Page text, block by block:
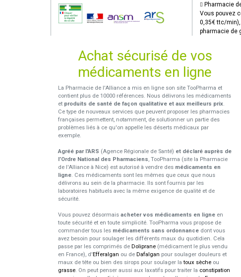
Pharmacie
Vous pouvez
0,35€ ttc/
pharmacie de
Achat sécurisé de vos
médicaments en ligne
La Pharmacie de l'Alliance a mis en ligne son site TooPharma et
contient plus de 10000 références. Nous délivrons les médicaments
et produits de santé de façon qualitative et aux meilleurs prix.
Ce type de nouveaux services que peuvent proposer les pharmacies
françaises permettent, notamment, de solutionner un partie des
problèmes liés à ce qu'on appelle les déserts médicaux par
exemple.
Agréé par l'ARS (Agence Régionale de Santé) et déclaré auprès de
l’Ordre National des Pharmaciens, TooPharma (site la Pharmacie
de l'Alliance à Nice) est autorisé à vendre des médicaments en
ligne. Ces médicaments sont les mêmes que ceux que nous
délivrons au sein de la pharmacie. Ils sont fournis par les
laboratoires habituels avec la même exigence de qualité et de
sécurité.
Vous pouvez désormais acheter vos médicaments en ligne en
toute sécurité et en toute simplicité. TooPharma vous propose de
commander tous les médicaments sans ordonnance dont vous
avez besoin pour soulager les différents maux du quotidien. Cela
passe par les comprimés de Doliprane (médicament le plus vendu
en France), d'Efferalgan ou de Dafalgan pour soulager douleurs et
maux de tête ou bien des sirops pour soulager latoux sèche ou
grasse. On peut penser aussi aux laxatifs pour traiter la constipation